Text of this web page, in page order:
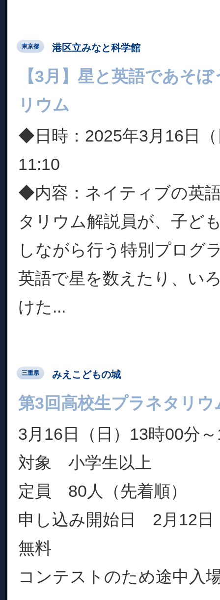
東京都 港区立みなと科学館
【3月】星と英語であそ
リウム
◆日時：2025年3月16日
11:10
◆内容：ネイティブの英
タリウム解説員が、子ど
しながら行う特別プログ
英語で星を数えたり、い
けた...
三重県 みえこどもの城
第3回高校生プラネタリ
3月16日（日）13時00分
対象 小学生以上
定員 80人（先着順）
申し込み開始日 2月12日
無料
コンテストのため途中入